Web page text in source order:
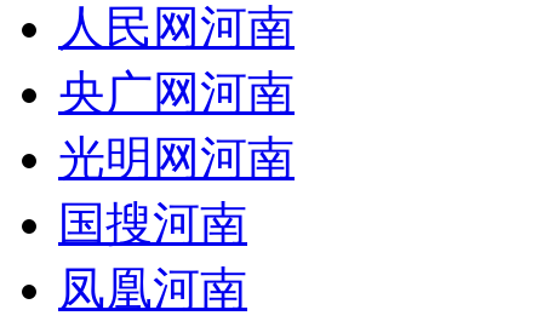
人民网河南
央广网河南
光明网河南
国搜河南
凤凰河南